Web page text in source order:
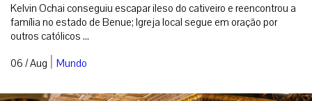
Kelvin Ochai conseguiu escapar ileso do cativeiro e reencontrou a
família no estado de Benue; Igreja local segue em oração por
outros católicos ...
06 / Aug | Mundo